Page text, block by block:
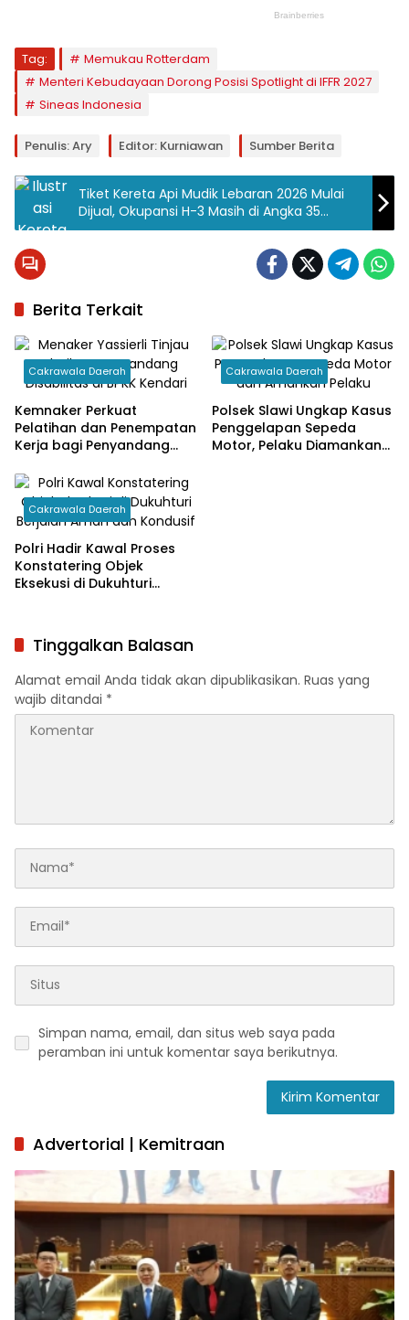
Tag:
Memukau Rotterdam
Menteri Kebudayaan Dorong Posisi Spotlight di IFFR 2027
Sineas Indonesia
Penulis: Ary Editor: Kurniawan Sumber Berita
Tiket Kereta Api Mudik Lebaran 2026 Mulai
Dijual, Okupansi H-3 Masih di Angka 35
Persen
Berita Terkait
Cakrawala Daerah
Kemnaker Perkuat
Pelatihan dan Penempatan
Kerja bagi Penyandang
Cakrawala Daerah
Polsek Slawi Ungkap Kasus
Penggelapan Sepeda
Motor, Pelaku Diamankan
Cakrawala Daerah
Polri Hadir Kawal Proses
Konstatering Objek
Eksekusi di Dukuhturi
Tinggalkan Balasan
Alamat email Anda tidak akan dipublikasikan. Ruas yang
wajib ditandai *
Simpan nama, email, dan situs web saya pada
peramban ini untuk komentar saya berikutnya.
Advertorial | Kemitraan